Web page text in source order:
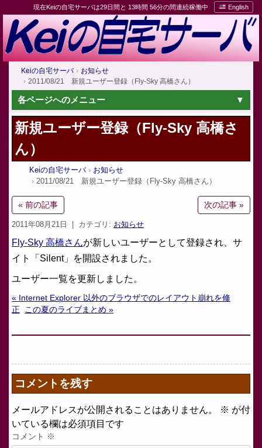
現在Keiの自宅サーバは29日間と 13時間 56分の間連続稼働中 English
Keiの自宅サーバ
お知らせ
2011/08/21 新規ユーザー登録（Fly-Sky 高橋さん）
各ページへのメニュー
新規ユーザー登録（Fly-Sky 高橋さ
ん）
Keiの自宅サーバ
お知らせ
2011/08/21 新規ユーザー登録（Fly-Sky 高橋さん）
« 前の記事 次の記事 »
2011年08月21日 | カテゴリ: お知らせ
Fly-Sky 高橋さんが新しいユーザーとして登録され、サ
イト「Silent」を開設されました。
ユーザー一覧を更新しました。
« Internet Explorer 以外のブラウザでのレイアウト崩れを修
正
この夏のライブまとめ »
コメントを残す
メールアドレスが公開されることはありません。 ※ が付
いている欄は必須項目です
コメント ※